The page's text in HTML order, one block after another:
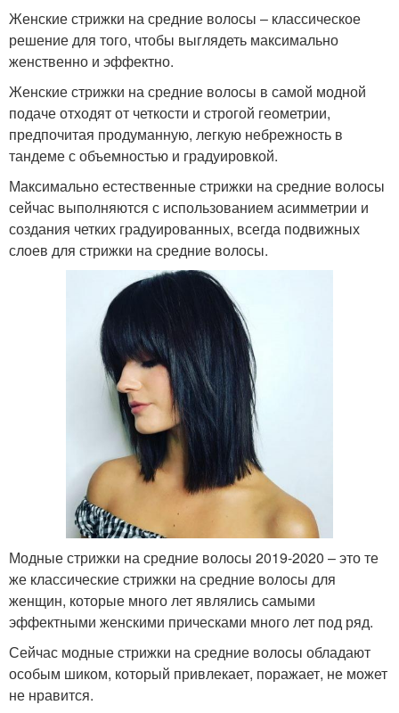
Женские стрижки на средние волосы – классическое
решение для того, чтобы выглядеть максимально
женственно и эффектно.
Женские стрижки на средние волосы в самой модной
подаче отходят от четкости и строгой геометрии,
предпочитая продуманную, легкую небрежность в
тандеме с объемностью и градуировкой.
Максимально естественные стрижки на средние волосы
сейчас выполняются с использованием асимметрии и
создания четких градуированных, всегда подвижных
слоев для стрижки на средние волосы.
Модные стрижки на средние волосы 2019-2020 – это те
же классические стрижки на средние волосы для
женщин, которые много лет являлись самыми
эффектными женскими прическами много лет под ряд.
Сейчас модные стрижки на средние волосы обладают
особым шиком, который привлекает, поражает, не может
не нравится.